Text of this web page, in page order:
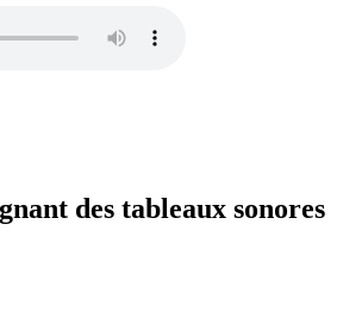
des tableaux sonores